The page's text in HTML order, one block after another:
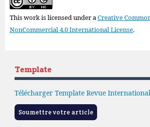
This work is licensed under aCreative
NonCommercial 4.0 International License.
Template
Télécharger Template Revue
Soumettre votre article